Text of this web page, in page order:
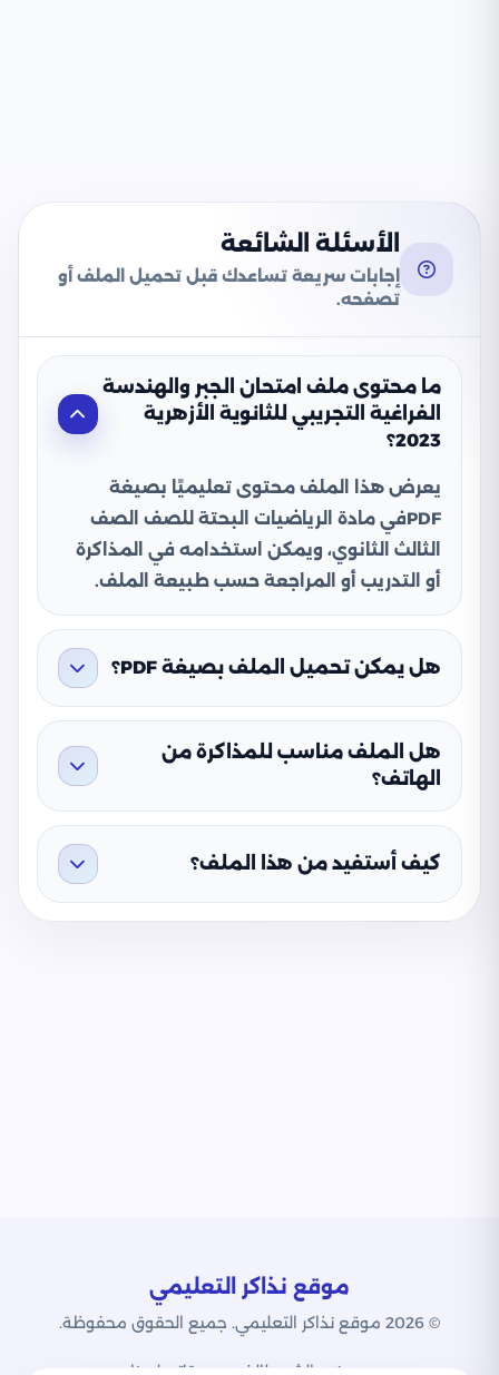
الأسئلة الشائعة
إجابات سريعة تساعدك قبل تحميل الملف أو
تصفحه.
ما محتوى ملف امتحان الجبر والهندسة
الفراغية التجريبي للثانوية الأزهرية
2023؟
يعرض هذا الملف محتوى تعليميًا بصيغة
PDFفي مادة الرياضيات البحتة للصف الصف
الثالث الثانوي، ويمكن استخدامه في المذاكرة
أو التدريب أو المراجعة حسب طبيعة الملف.
هل يمكن تحميل الملف بصيغة PDF؟
هل الملف مناسب للمذاكرة من
الهاتف؟
كيف أستفيد من هذا الملف؟
موقع نذاكر التعليمي
© 2026 موقع نذاكر التعليمي. جميع الحقوق محفوظة.